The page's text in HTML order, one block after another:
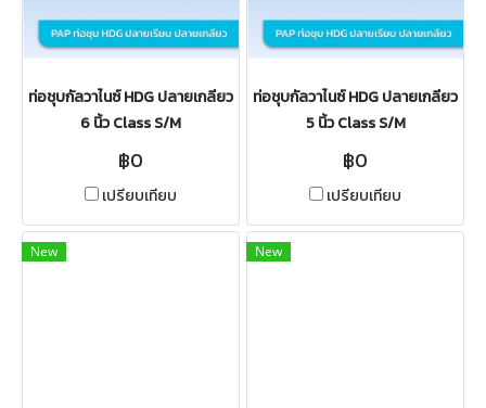
ท่อชุบกัลวาไนซ์ HDG ปลายเกลียว
6 นิ้ว Class S/M
฿0
เปรียบเทียบ
ท่อชุบกัลวาไนซ์ HDG ปลายเกลียว
5 นิ้ว Class S/M
฿0
เปรียบเทียบ
New New